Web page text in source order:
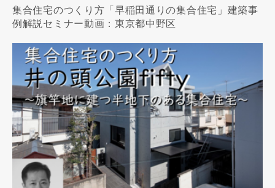
集合住宅のつくり方「早稲田通りの集合住宅」建築事
例解説セミナー動画：東京都中野区